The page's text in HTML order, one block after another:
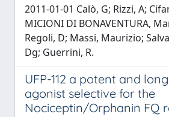
2011-01-01 Calò, G; Rizzi, A;
MICIONI DI BONAVENTURA,
Regoli, D; Massi, Maurizio;
Dg; Guerrini, R.
UFP-112 a potent and
agonist selective for the
Nociceptin/Orphanin FQ